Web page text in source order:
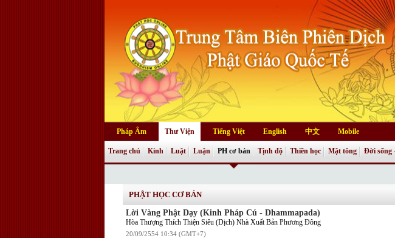
Pháp Âm Thư Viện Tiếng Việt English 中文 Mobile
Trang chủ Kinh Luật Luận PH cơ bản Tịnh độ Thiền học Mật tông Đời sống
PHẬT HỌC CƠ BẢN
Lời Vàng Phật Dạy (Kinh Pháp Cú - Dhammapada)
Hòa Thượng Thích Thiện Siêu (Dịch) Nhà Xuất Bản Phương Đông
20/09/2554 10:34 (GMT+7)